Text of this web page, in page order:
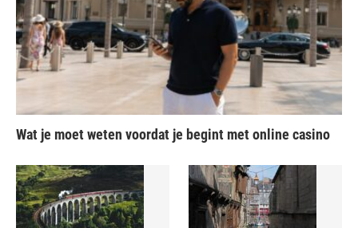
Wat je moet weten voordat je begint met online casino